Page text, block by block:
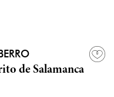
de Salamanca